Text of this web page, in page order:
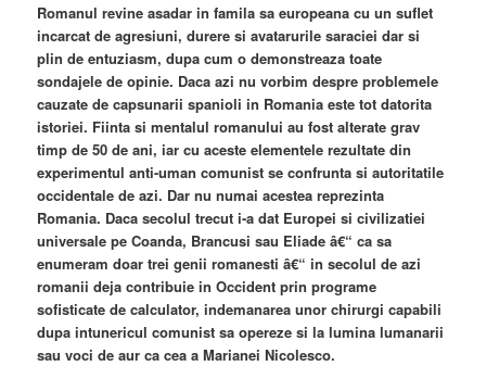
Romanul revine asadar in famila sa europeana cu un suflet
incarcat de agresiuni, durere si avatarurile saraciei dar si
plin de entuziasm, dupa cum o demonstreaza toate
sondajele de opinie. Daca azi nu vorbim despre problemele
cauzate de capsunarii spanioli in Romania este tot datorita
istoriei. Fiinta si mentalul romanului au fost alterate grav
timp de 50 de ani, iar cu aceste elementele rezultate din
experimentul anti-uman comunist se confrunta si autoritatile
occidentale de azi. Dar nu numai acestea reprezinta
Romania. Daca secolul trecut i-a dat Europei si civilizatiei
universale pe Coanda, Brancusi sau Eliade â€“ ca sa
enumeram doar trei genii romanesti â€“ in secolul de azi
romanii deja contribuie in Occident prin programe
sofisticate de calculator, indemanarea unor chirurgi capabili
dupa intunericul comunist sa opereze si la lumina lumanarii
sau voci de aur ca cea a Marianei Nicolesco.